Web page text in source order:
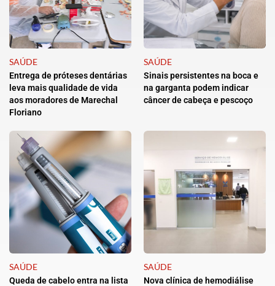
SAÚDE
Entrega de próteses dentárias
leva mais qualidade de vida
aos moradores de Marechal
Floriano
SAÚDE
Sinais persistentes na boca e
na garganta podem indicar
câncer de cabeça e pescoço
SAÚDE
Queda de cabelo entra na lista
SAÚDE
Nova clínica de hemodiálise